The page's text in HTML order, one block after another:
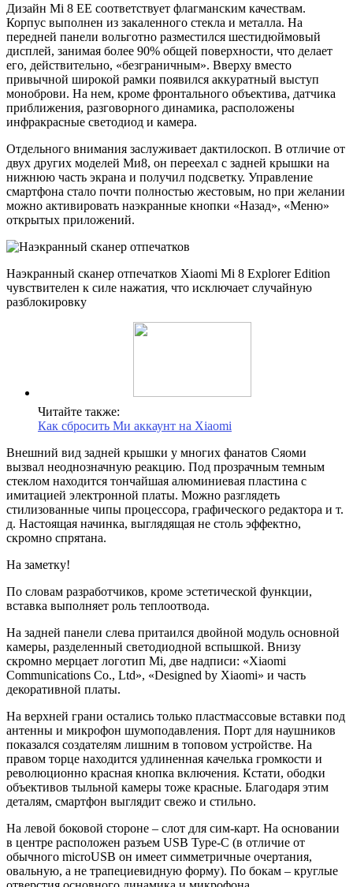
Дизайн Mi 8 EE соответствует флагманским качествам.
Корпус выполнен из закаленного стекла и металла. На
передней панели вольготно разместился шестидюймовый
дисплей, занимая более 90% общей поверхности, что делает
его, действительно, «безграничным». Вверху вместо
привычной широкой рамки появился аккуратный выступ
моноброви. На нем, кроме фронтального объектива, датчика
приближения, разговорного динамика, расположены
инфракрасные светодиод и камера.
Отдельного внимания заслуживает дактилоскоп. В отличие от
двух других моделей Ми8, он переехал с задней крышки на
нижнюю часть экрана и получил подсветку. Управление
смартфона стало почти полностью жестовым, но при желании
можно активировать наэкранные кнопки «Назад», «Меню»
открытых приложений.
Наэкранный сканер отпечатков Xiaomi Mi 8 Explorer Edition
чувствителен к силе нажатия, что исключает случайную
разблокировку
Читайте также:
Как сбросить Ми аккаунт на Xiaomi
Внешний вид задней крышки у многих фанатов Сяоми
вызвал неоднозначную реакцию. Под прозрачным темным
стеклом находится тончайшая алюминиевая пластина с
имитацией электронной платы. Можно разглядеть
стилизованные чипы процессора, графического редактора и т.
д. Настоящая начинка, выглядящая не столь эффектно,
скромно спрятана.
На заметку!
По словам разработчиков, кроме эстетической функции,
вставка выполняет роль теплоотвода.
На задней панели слева притаился двойной модуль основной
камеры, разделенный светодиодной вспышкой. Внизу
скромно мерцает логотип Mi, две надписи: «Xiaomi
Communications Co., Ltd», «Designed by Xiaomi» и часть
декоративной платы.
На верхней грани остались только пластмассовые вставки под
антенны и микрофон шумоподавления. Порт для наушников
показался создателям лишним в топовом устройстве. На
правом торце находится удлиненная качелька громкости и
революционно красная кнопка включения. Кстати, ободки
объективов тыльной камеры тоже красные. Благодаря этим
деталям, смартфон выглядит свежо и стильно.
На левой боковой стороне – слот для сим-карт. На основании
в центре расположен разъем USB Type-C (в отличие от
обычного microUSB он имеет симметричные очертания,
овальную, а не трапециевидную форму). По бокам – круглые